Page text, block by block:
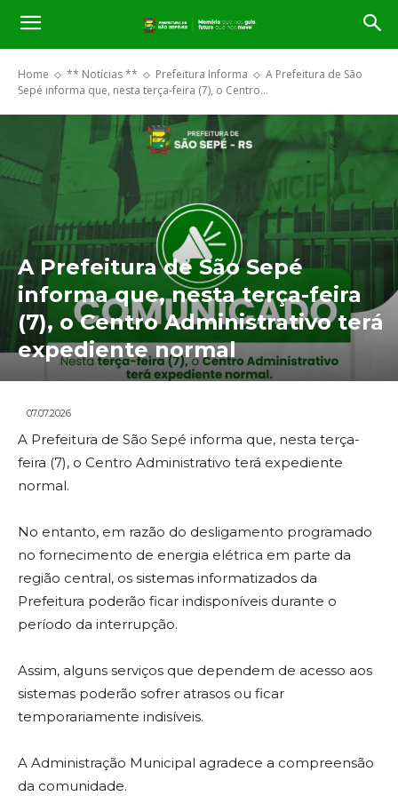
Home ** Notícias ** Prefeitura Informa
A Prefeitura de São
Sepé informa que, nesta terça-feira (7), o Centro...
A Prefeitura de São Sepé
informa que, nesta terça-feira
(7), o Centro Administrativo terá
expediente normal
07.07.2026
A Prefeitura de São Sepé informa que, nesta terça-
feira (7), o Centro Administrativo terá expediente
normal.
No entanto, em razão do desligamento programado
no fornecimento de energia elétrica em parte da
região central, os sistemas informatizados da
Prefeitura poderão ficar indisponíveis durante o
período da interrupção.
Assim, alguns serviços que dependem de acesso aos
sistemas poderão sofrer atrasos ou ficar
temporariamente indisíveis.
A Administração Municipal agradece a compreensão
da comunidade.